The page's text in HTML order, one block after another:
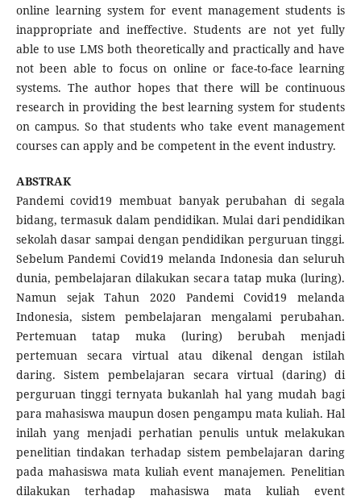
online learning system for event management students is
inappropriate and ineffective. Students are not yet fully
able to use LMS both theoretically and practically and have
not been able to focus on online or face-to-face learning
systems. The author hopes that there will be continuous
research in providing the best learning system for students
on campus. So that students who take event management
courses can apply and be competent in the event industry.
ABSTRAK
Pandemi covid19 membuat banyak perubahan di segala
bidang, termasuk dalam pendidikan. Mulai dari pendidikan
sekolah dasar sampai dengan pendidikan perguruan tinggi.
Sebelum Pandemi Covid19 melanda Indonesia dan seluruh
dunia, pembelajaran dilakukan secara tatap muka (luring).
Namun sejak Tahun 2020 Pandemi Covid19 melanda
Indonesia, sistem pembelajaran mengalami perubahan.
Pertemuan tatap muka (luring) berubah menjadi
pertemuan secara virtual atau dikenal dengan istilah
daring. Sistem pembelajaran secara virtual (daring) di
perguruan tinggi ternyata bukanlah hal yang mudah bagi
para mahasiswa maupun dosen pengampu mata kuliah. Hal
inilah yang menjadi perhatian penulis untuk melakukan
penelitian tindakan terhadap sistem pembelajaran daring
pada mahasiswa mata kuliah event manajemen.Penelitian
dilakukan terhadap mahasiswa mata kuliah event